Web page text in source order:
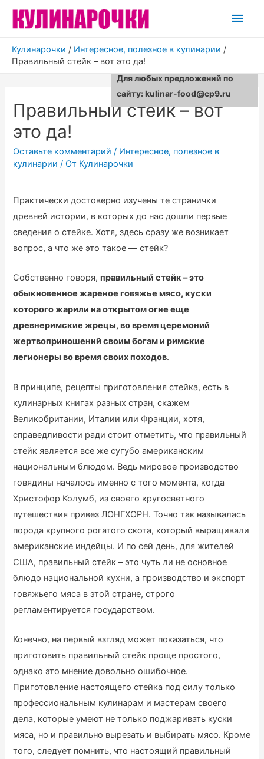
Кулинарочки / Интересное, полезное в кулинарии /
Правильный стейк – вот это да!
Правильный стейк – вот
это да!
Оставьте комментарий / Интересное, полезное в
кулинарии / От Кулинарочки
Практически достоверно изучены те странички
древней истории, в которых до нас дошли первые
сведения о стейке. Хотя, здесь сразу же возникает
вопрос, а что же это такое — стейк?
Собственно говоря,правильный стейк – это
обыкновенное жареное говяжье мясо, куски
которого жарили на открытом огне еще
древнеримские жрецы, во время церемоний
жертвоприношений своим богам и римские
легионеры во время своих походов.
В принципе, рецепты приготовления стейка, есть в
кулинарных книгах разных стран, скажем
Великобритании, Италии или Франции, хотя,
справедливости ради стоит отметить, что правильный
стейк является все же сугубо американским
национальным блюдом. Ведь мировое производство
говядины началось именно с того момента, когда
Христофор Колумб, из своего кругосветного
путешествия привез ЛОНГХОРН. Точно так называлась
порода крупного рогатого скота, который выращивали
американские индейцы. И по сей день, для жителей
США, правильный стейк – это чуть ли не основное
блюдо национальной кухни, а производство и экспорт
говяжьего мяса в этой стране, строго
регламентируется государством.
Конечно, на первый взгляд может показаться, что
приготовить правильный стейк проще простого,
однако это мнение довольно ошибочное.
Приготовление настоящего стейка под силу только
профессиональным кулинарам и мастерам своего
дела, которые умеют не только поджаривать куски
мяса, но и правильно вырезать и выбирать мясо. Кроме
того, следует помнить, что настоящий правильный
Для любых предложений по
сайту: kulinar-food@cp9.ru